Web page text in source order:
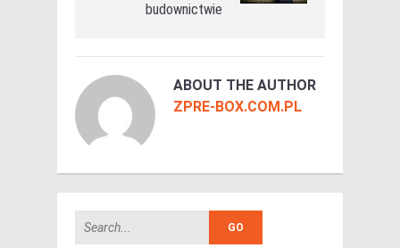
budownictwie
ABOUT THE AUTHOR
ZPRE-BOX.COM.PL